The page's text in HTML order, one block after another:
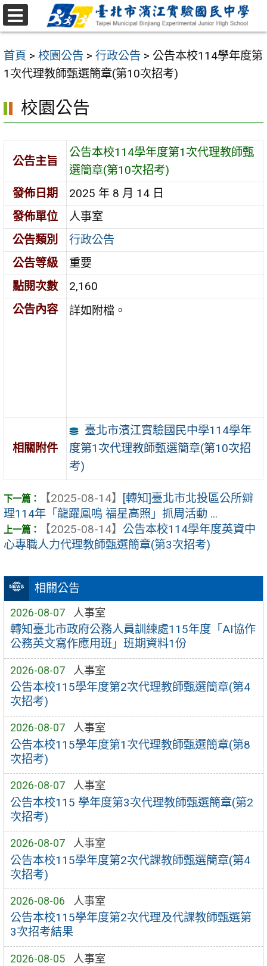
跳
至
要
內
區
首頁 > 校園公告 > 行政公告 > 公告本校114學年度第
1次代理教師甄選簡章(第10次招考)
相關公告
2026-08-07 人事室
轉知臺北市政府公務人員訓練處115年度「AI協作
公務英文寫作應用班」班期資料1份
2026-08-07 人事室
公告本校115學年度第2次代理教師甄選簡章(第4
次招考)
2026-08-07 人事室
公告本校115學年度第1次代理教師甄選簡章(第8
次招考)
2026-08-07 人事室
公告本校115 學年度第3次代理教師甄選簡章(第2
次招考)
2026-08-07 人事室
公告本校115學年度第2次代課教師甄選簡章(第4
次招考)
2026-08-06 人事室
公告本校115學年度第2次代理及代課教師甄選第
3次招考結果
2026-08-05 人事室
校園公告
公告主旨
公告本校114學年度第1次代理教師甄
選簡章(第10次招考)
發佈日期
2025 年 8 月 14 日
發佈單位
人事室
公告類別
行政公告
公告等級
重要
點閱次數
2,160
公告內容
詳如附檔。
相關附件
臺北市濱江實驗國民中學114學年
度第1次代理教師甄選簡章(第10次招
考)
【2025-08-14】 [轉知]臺北市北投區公所辧
理114年「龍躍鳳鳴 福星高照」抓周活動 ...
【2025-08-14】 公告本校114學年度英資中
心專職人力代理教師甄選簡章(第3次招考)
選
單